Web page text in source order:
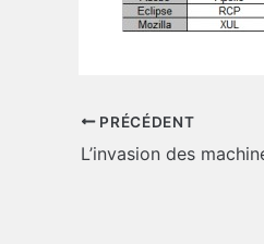
PRÉCÉDENT
L’invasion des